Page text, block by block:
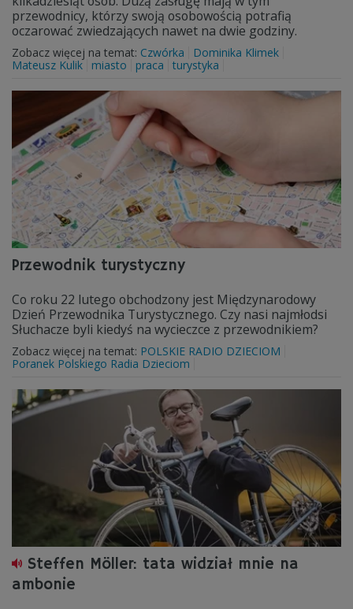
przewodnicy, którzy swoją osobowością potrafią
oczarować zwiedzających nawet na dwie godziny.
Zobacz więcej na temat: Czwórka
Dominika Klimek
Mateusz Kulik
miasto praca turystyka
Przewodnik turystyczny
Co roku 22 lutego obchodzony jest Międzynarodowy
Dzień Przewodnika Turystycznego. Czy nasi najmłodsi
Słuchacze byli kiedyś na wycieczce z przewodnikiem?
Zobacz więcej na temat: POLSKIE RADIO DZIECIOM
Poranek Polskiego Radia Dzieciom
Steffen Möller: tata widział mnie na
ambonie